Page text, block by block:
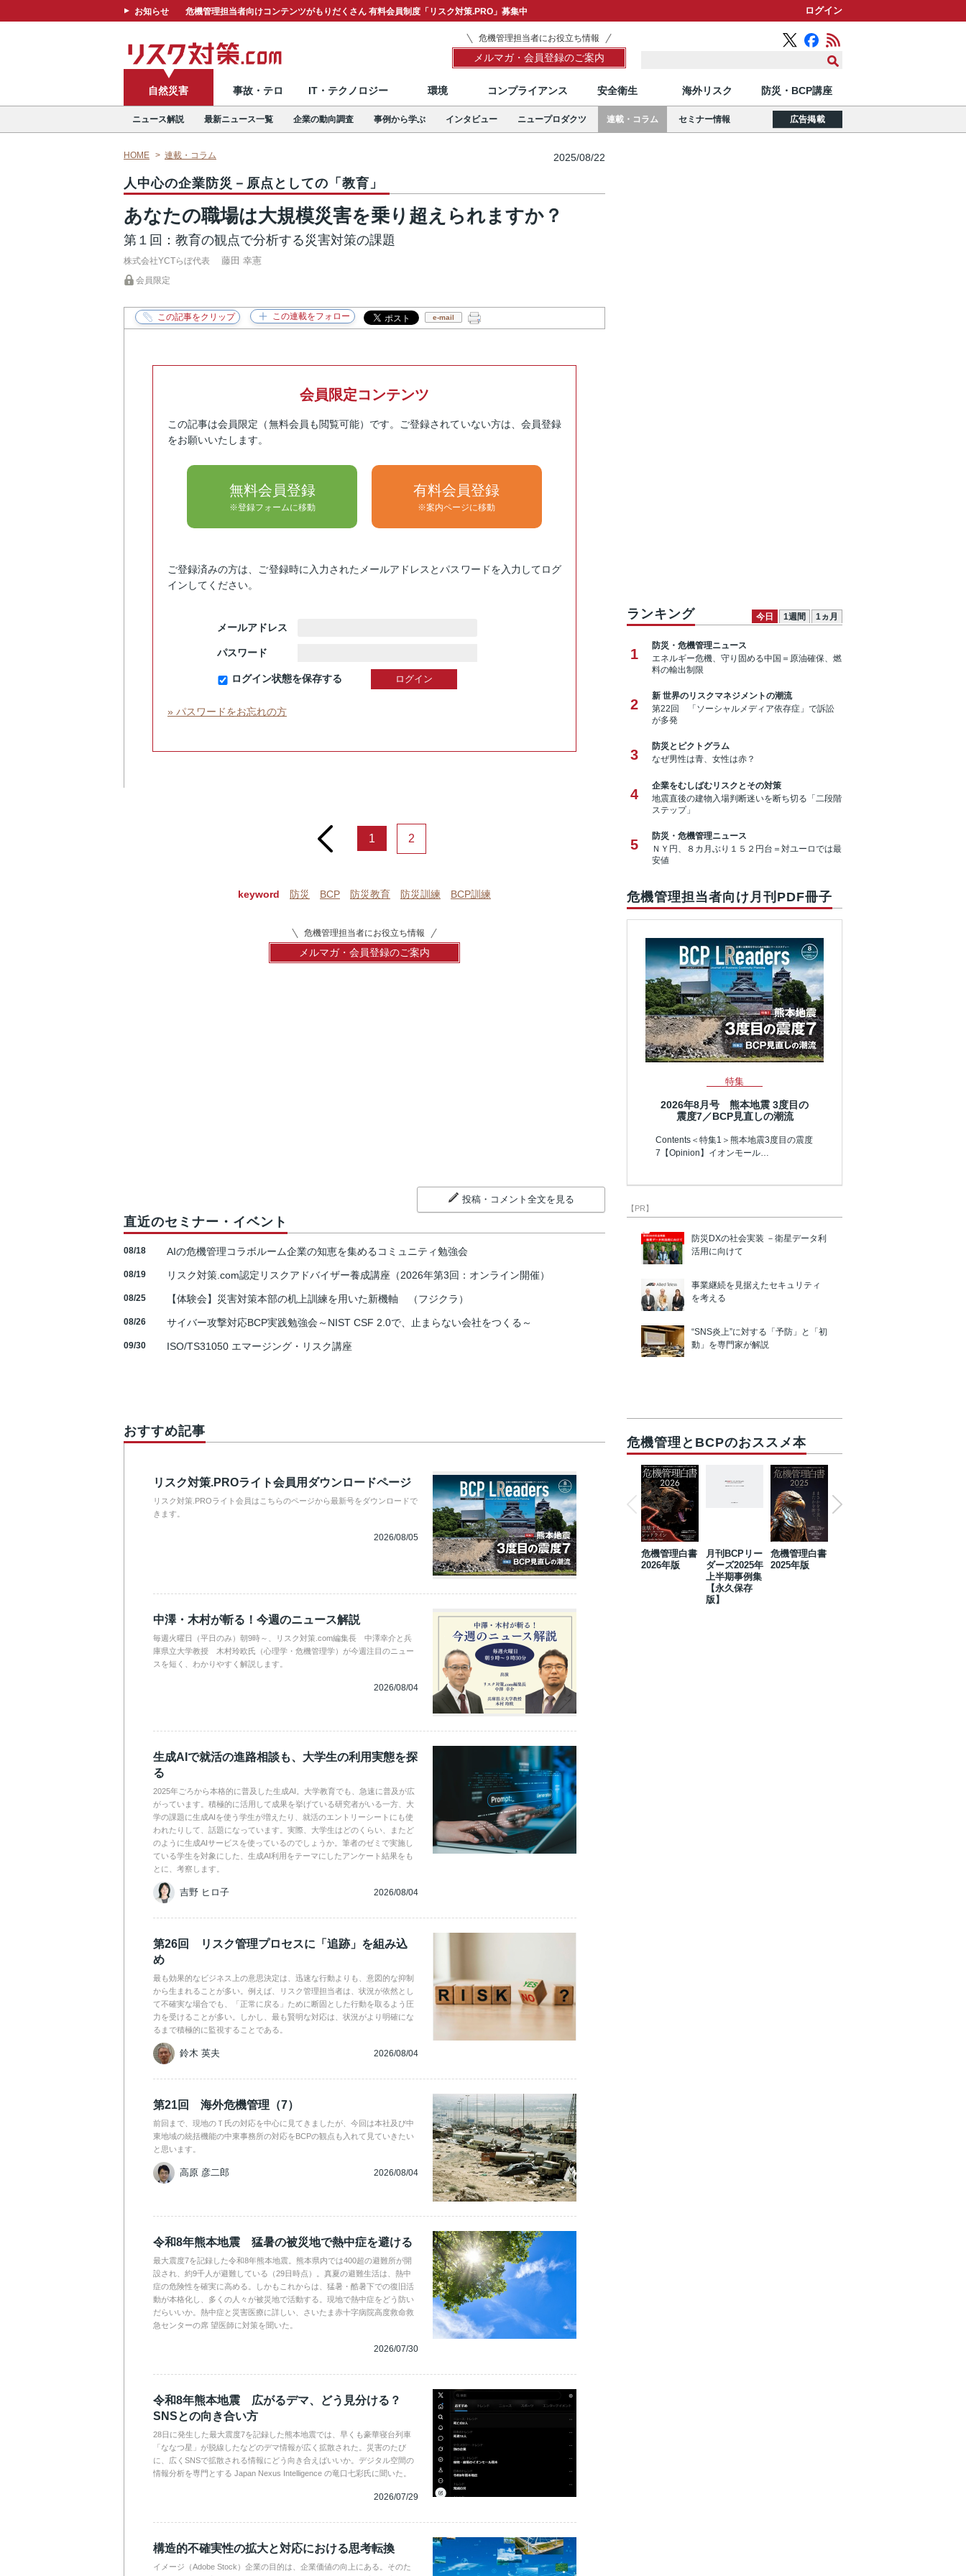
お知らせ 危機管理担当者向けコンテンツがもりだくさん 有料会員制度「リスク対策.PRO」募集中 ログイン
危機管理担当者にお役立ち情報
メルマガ・会員登録のご案内
自然災害 事故・テロ IT・テクノロジー 環境 コンプライアンス 安全衛生 海外リスク 防災・BCP講座
ニュース解説 最新ニュース一覧 企業の動向調査 事例から学ぶ インタビュー ニュープロダクツ 連載・コラム セミナー情報 広告掲載
HOME 連載・コラム 2025/08/22
人中心の企業防災－原点としての「教育」
あなたの職場は大規模災害を乗り超えられますか？
第１回：教育の観点で分析する災害対策の課題
株式会社YCTらぼ代表 藤田 幸憲
会員限定
e-mail
会員限定コンテンツ
この記事は会員限定（無料会員も閲覧可能）です。ご登録されていない方は、会員登録
をお願いいたします。
無料会員登録
※登録フォームに移動
有料会員登録
※案内ページに移動
ご登録済みの方は、ご登録時に入力されたメールアドレスとパスワードを入力してログ
インしてください。
メールアドレス
パスワード
ログイン状態を保存する
» パスワードをお忘れの方
prev 1 2
keyword 防災 BCP 防災教育 防災訓練 BCP訓練
危機管理担当者にお役立ち情報
メルマガ・会員登録のご案内
投稿・コメント全文を見る
直近のセミナー・イベント
08/18 AIの危機管理コラボルーム企業の知恵を集めるコミュニティ勉強会
08/19 リスク対策.com認定リスクアドバイザー養成講座（2026年第3回：オンライン開催）
08/25 【体験会】災害対策本部の机上訓練を用いた新機軸 （フジクラ）
08/26 サイバー攻撃対応BCP実践勉強会～NIST CSF 2.0で、止まらない会社をつくる～
09/30 ISO/TS31050 エマージング・リスク講座
おすすめ記事
リスク対策.PROライト会員用ダウンロードページ
リスク対策.PROライト会員はこちらのページから最新号をダウンロードで
きます。
2026/08/05
中澤・木村が斬る！今週のニュース解説
毎週火曜日（平日のみ）朝9時～、リスク対策.com編集長 中澤幸介と兵
庫県立大学教授 木村玲欧氏（心理学・危機管理学）が今週注目のニュー
スを短く、わかりやすく解説します。
2026/08/04
生成AIで就活の進路相談も、大学生の利用実態を探
る
2025年ごろから本格的に普及した生成AI。大学教育でも、急速に普及が広
がっています。積極的に活用して成果を挙げている研究者がいる一方、大
学の課題に生成AIを使う学生が増えたり、就活のエントリーシートにも使
われたりして、話題になっています。実際、大学生はどのくらい、またど
のように生成AIサービスを使っているのでしょうか。筆者のゼミで実施し
ている学生を対象にした、生成AI利用をテーマにしたアンケート結果をも
とに、考察します。
吉野 ヒロ子 2026/08/04
第26回 リスク管理プロセスに「追跡」を組み込
め
最も効果的なビジネス上の意思決定は、迅速な行動よりも、意図的な抑制
から生まれることが多い。例えば、リスク管理担当者は、状況が依然とし
て不確実な場合でも、「正常に戻る」ために断固とした行動を取るよう圧
力を受けることが多い。しかし、最も賢明な対応は、状況がより明確にな
るまで積極的に監視することである。
鈴木 英夫 2026/08/04
第21回 海外危機管理（7）
前回まで、現地のＴ氏の対応を中心に見てきましたが、今回は本社及び中
東地域の統括機能の中東事務所の対応をBCPの観点も入れて見ていきたい
と思います。
高原 彦二郎 2026/08/04
令和8年熊本地震 猛暑の被災地で熱中症を避ける
最大震度7を記録した令和8年熊本地震。熊本県内では400超の避難所が開
設され、約9千人が避難している（29日時点）。真夏の避難生活は、熱中
症の危険性を確実に高める。しかもこれからは、猛暑・酷暑下での復旧活
動が本格化し、多くの人々が被災地で活動する。現地で熱中症をどう防い
だらいいか。熱中症と災害医療に詳しい、さいたま赤十字病院高度救命救
急センターの席 望医師に対策を聞いた。
2026/07/30
令和8年熊本地震 広がるデマ、どう見分ける？
SNSとの向き合い方
28日に発生した最大震度7を記録した熊本地震では、早くも豪華寝台列車
「ななつ星」が脱線したなどのデマ情報が広く拡散された。災害のたび
に、広くSNSで拡散される情報にどう向き合えばいいか。デジタル空間の
情報分析を専門とする Japan Nexus Intelligence の竜口七彩氏に聞いた。
2026/07/29
構造的不確実性の拡大と対応における思考転換
イメージ（Adobe Stock）企業の目的は、企業価値の向上にある。そのた
ランキング 今日 1週間 1ヵ月
1
防災・危機管理ニュース
エネルギー危機、守り固める中国＝原油確保、燃
料の輸出制限
2
新 世界のリスクマネジメントの潮流
第22回 「ソーシャルメディア依存症」で訴訟
が多発
3
防災とピクトグラム
なぜ男性は青、女性は赤？
4
企業をむしばむリスクとその対策
地震直後の建物入場判断迷いを断ち切る「二段階
ステップ」
5
防災・危機管理ニュース
ＮＹ円、８カ月ぶり１５２円台＝対ユーロでは最
安値
危機管理担当者向け月刊PDF冊子
特集
2026年8月号 熊本地震 3度目の
震度7／BCP見直しの潮流
Contents＜特集1＞熊本地震3度目の震度
7【Opinion】イオンモール…
【PR】
防災DXの社会実装 －衛星データ利
活用に向けて
事業継続を見据えたセキュリティ
を考える
“SNS炎上”に対する「予防」と「初
動」を専門家が解説
危機管理とBCPのおススメ本
危機管理白書
2026年版
月刊BCPリー
ダーズ2025年
上半期事例集
【永久保存
版】
危機管理白書
2025年版